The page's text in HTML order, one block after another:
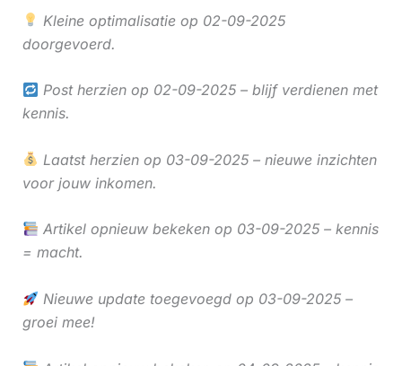
Kleine optimalisatie op 02-09-2025
doorgevoerd.
Post herzien op 02-09-2025 – blijf verdienen met
kennis.
Laatst herzien op 03-09-2025 – nieuwe inzichten
voor jouw inkomen.
Artikel opnieuw bekeken op 03-09-2025 – kennis
= macht.
Nieuwe update toegevoegd op 03-09-2025 –
groei mee!